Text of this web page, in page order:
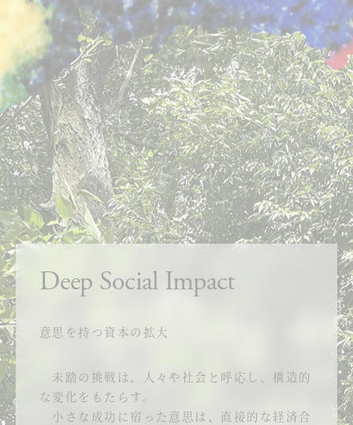
Deep Social Impact
意思を持つ資本の拡大
未踏の挑戦は、人々や社会と呼応し、構造的
な変化をもたらす。
小さな成功に宿った意思は、直接的な経済合